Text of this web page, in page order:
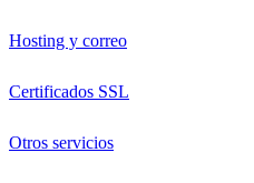
Hosting y correo
Certificados SSL
Otros servicios